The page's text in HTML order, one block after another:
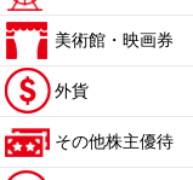
美術館・映画券
外貨
その他株主優待